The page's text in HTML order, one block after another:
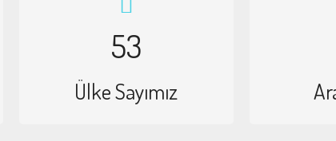
53
Ülke Sayımız